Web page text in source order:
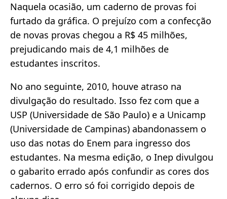
Naquela ocasião, um caderno de provas foi
furtado da gráfica. O prejuízo com a confecção
de novas provas chegou a R$ 45 milhões,
prejudicando mais de 4,1 milhões de
estudantes inscritos.
No ano seguinte, 2010, houve atraso na
divulgação do resultado. Isso fez com que a
USP (Universidade de São Paulo) e a Unicamp
(Universidade de Campinas) abandonassem o
uso das notas do Enem para ingresso dos
estudantes. Na mesma edição, o Inep divulgou
o gabarito errado após confundir as cores dos
cadernos. O erro só foi corrigido depois de